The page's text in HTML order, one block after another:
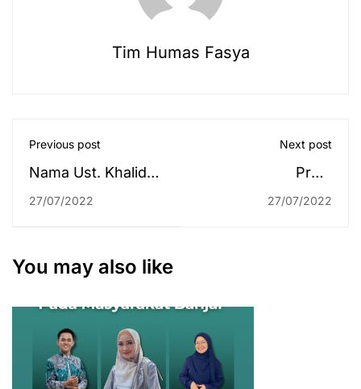
Tim Humas Fasya
Previous post
Nama Ust. Khalid
Basalamah
Internasional UIN
27/07/2022
Next post
Prodi
Perbandingan
27/07/2022
You may also like